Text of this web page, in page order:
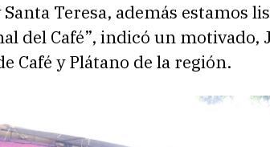
Teresa, además estamos
del Café”, indicó un motivado,
Café y Plátano de la región.